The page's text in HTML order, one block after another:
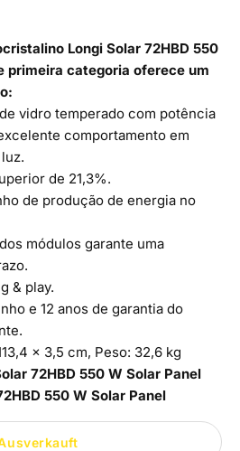
Longi Solar 72HBD 550
primeira categoria oferece um
vidro temperado com potência
comportamento em
de 21,3%.
de produção de energia no
módulos garante uma
& play.
e 12 anos de garantia do
x 3,5 cm, Peso: 32,6 kg
72HBD 550 W Solar Panel
550 W Solar Panel